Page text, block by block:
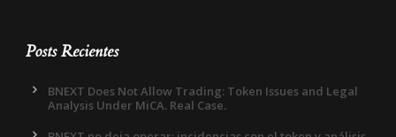
Posts Recientes
BNEXT Does Not Allow Trading: Token Issues and Legal
Analysis Under MiCA. Real Case.